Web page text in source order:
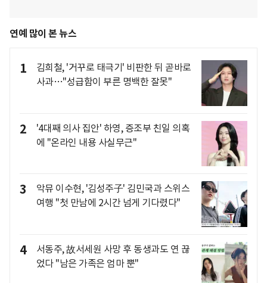
연예 많이 본 뉴스
1
김희철, '거꾸로 태극기' 비판한 뒤 곧바로
사과…"성급함이 부른 명백한 잘못"
2
'4대째 의사 집안' 하영, 증조부 친일 의혹
에 "온라인 내용 사실무근"
3
악뮤 이수현, '김성주子' 김민국과 스위스
여행 "첫 만남에 2시간 넘게 기다렸다"
4
서동주, 故서세원 사망 후 동생과도 연 끊
었다 "남은 가족은 엄마 뿐"